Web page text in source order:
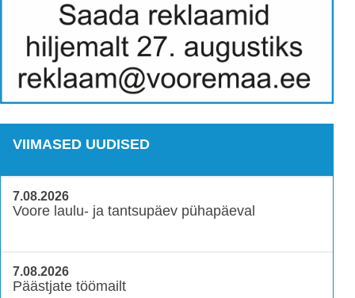
VIIMASED UUDISED
7.08.2026
Voore laulu- ja tantsupäev pühapäeval
7.08.2026
Päästjate töömailt